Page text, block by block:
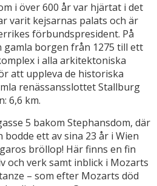
i över 600 år var hjärtat i det
varit kejsarnas palats och är
förbundspresident. På
gamla borgen från 1275 till ett
i alla arkitektoniska
att uppleva de historiska
renässansslottet Stallburg
6,6 km.
5 bakom Stephansdom, där
ett av sina 23 år i Wien
bröllop! Här finns en fin
och verk samt inblick i Mozarts
– som efter Mozarts död